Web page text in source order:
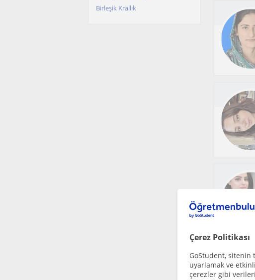
Çerez Politikası
GoStudent, sitenin
uyarlamak ve
çerezler gibi
Birleşik Krallık
Ücretsiz